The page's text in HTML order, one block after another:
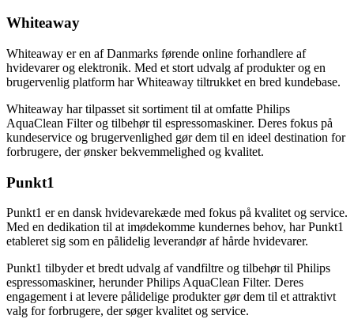
Whiteaway
Whiteaway er en af Danmarks førende online forhandlere af
hvidevarer og elektronik. Med et stort udvalg af produkter og en
brugervenlig platform har Whiteaway tiltrukket en bred kundebase.
Whiteaway har tilpasset sit sortiment til at omfatte Philips
AquaClean Filter og tilbehør til espressomaskiner. Deres fokus på
kundeservice og brugervenlighed gør dem til en ideel destination for
forbrugere, der ønsker bekvemmelighed og kvalitet.
Punkt1
Punkt1 er en dansk hvidevarekæde med fokus på kvalitet og service.
Med en dedikation til at imødekomme kundernes behov, har Punkt1
etableret sig som en pålidelig leverandør af hårde hvidevarer.
Punkt1 tilbyder et bredt udvalg af vandfiltre og tilbehør til Philips
espressomaskiner, herunder Philips AquaClean Filter. Deres
engagement i at levere pålidelige produkter gør dem til et attraktivt
valg for forbrugere, der søger kvalitet og service.